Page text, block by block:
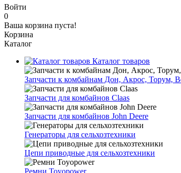
Войти
0
Ваша корзина пуста!
Корзина
Каталог
Каталог товаров
Запчасти к комбайнам Дон, Акрос, Торум,
Запчасти для комбайнов Claas
Запчасти для комбайнов John Deere
Генераторы для сельхозтехники
Цепи приводные для сельхозтехники
Ремни Toyopower